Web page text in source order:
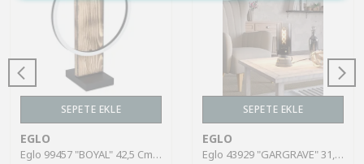
SEPETE EKLE
EGLO
Eglo 99457 "BOYAL" 42,5 Cm Yüksekliğinde Çelik, Ahşap Masa Lambası
SEPETE EKLE
EGLO
Eglo 43929 "GARGRAVE" 31,5 Cm Yüksekliğinde Çelik Masa Lambası